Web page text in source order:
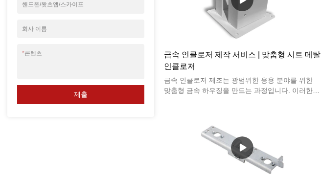
핸드폰/왓츠앱/스카이프
회사 이름
*콘텐츠
제출
금속 인클로저 제작 서비스 | 맞춤형 시트 메탈
인클로저
금속 인클로저 제조는 광범위한 응용 분야를 위한
맞춤형 금속 하우징을 만드는 과정입니다. 이러한